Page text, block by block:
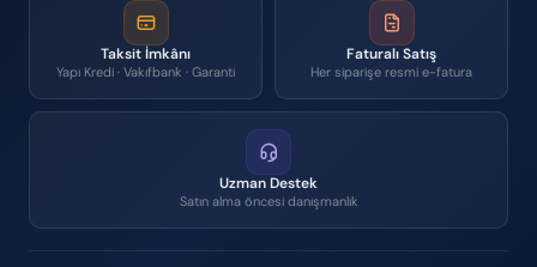
Taksit İmkânı
Yapı Kredi · Vakıfbank · Garanti
Faturalı Satış
Her siparişe resmi e-fatura
Uzman Destek
Satın alma öncesi danışmanlık